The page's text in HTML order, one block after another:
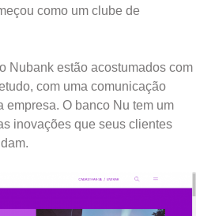
como um clube de
Nubank estão acostumados com
com uma comunicação
empresa. O banco Nu tem um
inovações que seus clientes